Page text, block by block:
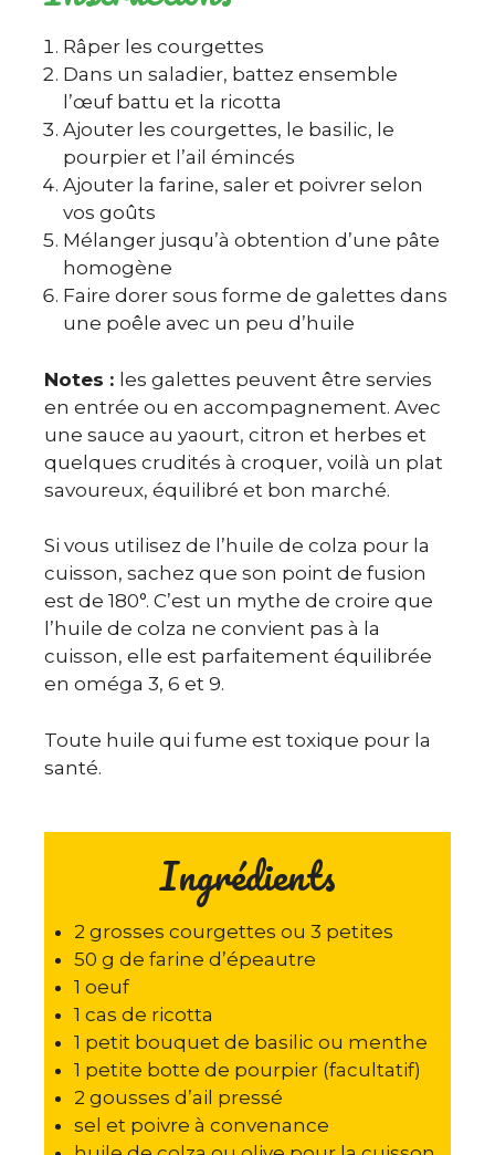
Râper les courgettes
Dans un saladier, battez ensemble
l’œuf battu et la ricotta
Ajouter les courgettes, le basilic, le
pourpier et l’ail émincés
Ajouter la farine, saler et poivrer selon
vos goûts
Mélanger jusqu’à obtention d’une pâte
homogène
Faire dorer sous forme de galettes dans
une poêle avec un peu d’huile
Notes : les galettes peuvent être servies
en entrée ou en accompagnement. Avec
une sauce au yaourt, citron et herbes et
quelques crudités à croquer, voilà un plat
savoureux, équilibré et bon marché.
Si vous utilisez de l’huile de colza pour la
cuisson, sachez que son point de fusion
est de 180°. C’est un mythe de croire que
l’huile de colza ne convient pas à la
cuisson, elle est parfaitement équilibrée
en oméga 3, 6 et 9.
Toute huile qui fume est toxique pour la
santé.
Ingrédients
2 grosses courgettes ou 3 petites
50 g de farine d’épeautre
1 oeuf
1 cas de ricotta
1 petit bouquet de basilic ou menthe
1 petite botte de pourpier (facultatif)
2 gousses d’ail pressé
sel et poivre à convenance